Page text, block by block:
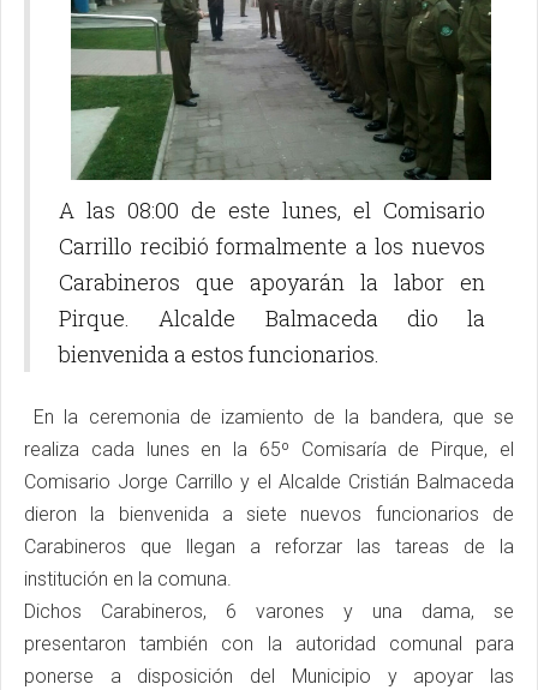
A las 08:00 de este lunes, el Comisario
Carrillo recibió formalmente a los nuevos
Carabineros que apoyarán la labor en
Pirque. Alcalde Balmaceda dio la
bienvenida a estos funcionarios.
En la ceremonia de izamiento de la bandera, que se
realiza cada lunes en la 65º Comisaría de Pirque, el
Comisario Jorge Carrillo y el Alcalde Cristián Balmaceda
dieron la bienvenida a siete nuevos funcionarios de
Carabineros que llegan a reforzar las tareas de la
institución en la comuna.
Dichos Carabineros, 6 varones y una dama, se
presentaron también con la autoridad comunal para
ponerse a disposición del Municipio y apoyar las